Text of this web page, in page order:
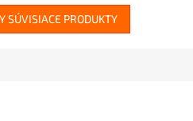
SÚVISIACE PRODUKTY